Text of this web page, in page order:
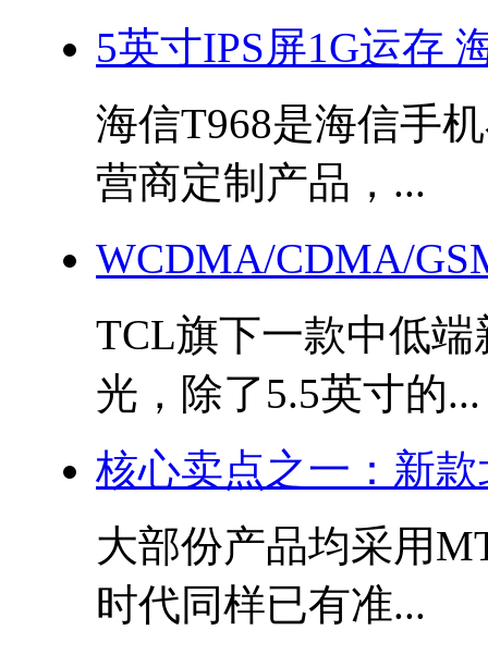
5英寸IPS屏1G运存
海信T968是海信手
营商定制产品，...
WCDMA/CDMA/
TCL旗下一款中低端
光，除了5.5英寸的...
核心卖点之一：新
大部份产品均采用
时代同样已有准...